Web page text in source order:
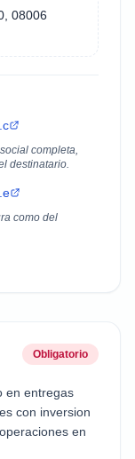
08006
completa,
destinatario.
como del
Obligatorio
en entregas
con inversion
en